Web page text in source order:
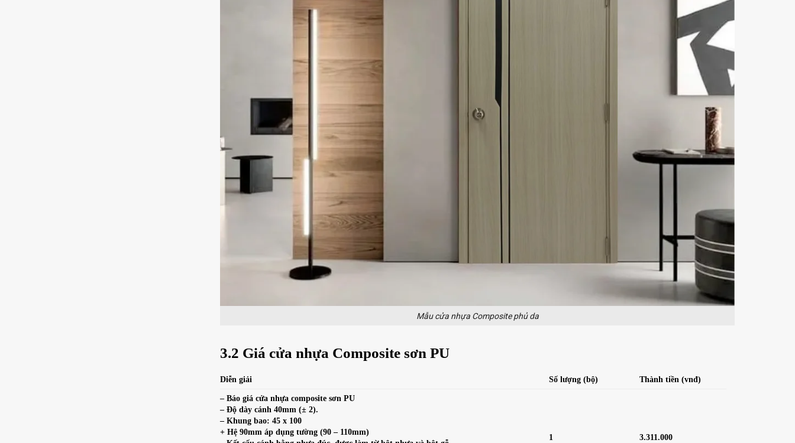
Mẫu cửa nhựa Composite phủ da
3.2 Giá cửa nhựa Composite sơn PU
Diễn giải Số lượng (bộ) Thành tiền (vnđ)
– Báo giá cửa nhựa composite sơn PU
– Độ dày cánh 40mm (± 2).
– Khung bao: 45 x 100
+ Hệ 90mm áp dụng tường (90 – 110mm)
1 3.311.000